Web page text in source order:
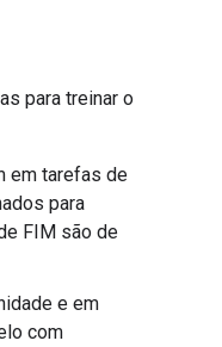
para treinar o
em tarefas de
para
FIM são de
e em
com